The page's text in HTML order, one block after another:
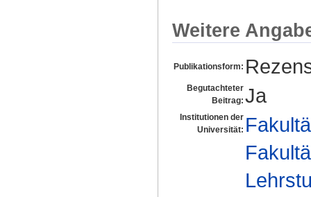
Weitere
Publikationsform:
Begutachteter
Beitrag: Ja
Institutionen der
Universität: